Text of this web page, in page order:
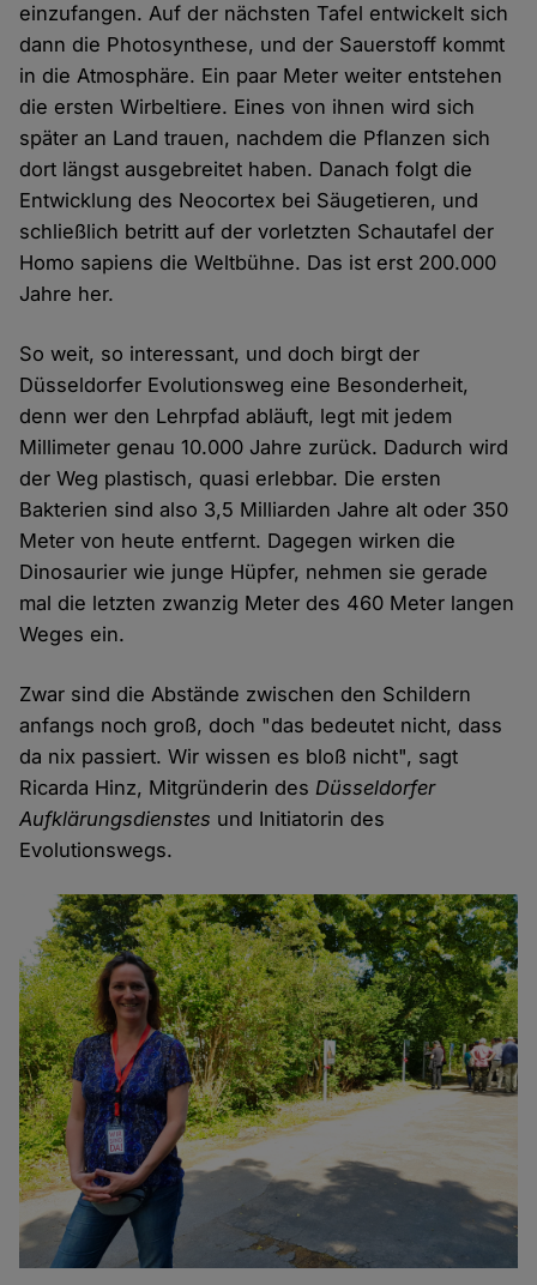
einzufangen. Auf der nächsten Tafel entwickelt sich
dann die Photosynthese, und der Sauerstoff kommt
in die Atmosphäre. Ein paar Meter weiter entstehen
die ersten Wirbeltiere. Eines von ihnen wird sich
später an Land trauen, nachdem die Pflanzen sich
dort längst ausgebreitet haben. Danach folgt die
Entwicklung des Neocortex bei Säugetieren, und
schließlich betritt auf der vorletzten Schautafel der
Homo sapiens die Weltbühne. Das ist erst 200.000
Jahre her.
So weit, so interessant, und doch birgt der
Düsseldorfer Evolutionsweg eine Besonderheit,
denn wer den Lehrpfad abläuft, legt mit jedem
Millimeter genau 10.000 Jahre zurück. Dadurch wird
der Weg plastisch, quasi erlebbar. Die ersten
Bakterien sind also 3,5 Milliarden Jahre alt oder 350
Meter von heute entfernt. Dagegen wirken die
Dinosaurier wie junge Hüpfer, nehmen sie gerade
mal die letzten zwanzig Meter des 460 Meter langen
Weges ein.
Zwar sind die Abstände zwischen den Schildern
anfangs noch groß, doch "das bedeutet nicht, dass
da nix passiert. Wir wissen es bloß nicht", sagt
Ricarda Hinz, Mitgründerin desDüsseldorfer
Aufklärungsdienstes und Initiatorin des
Evolutionswegs.